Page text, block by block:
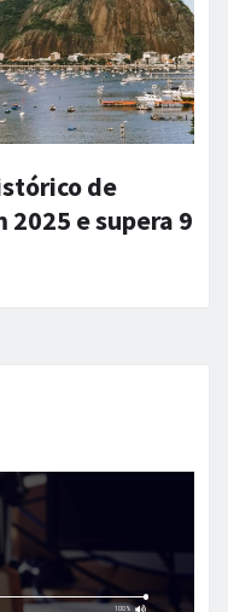
de
e supera 9